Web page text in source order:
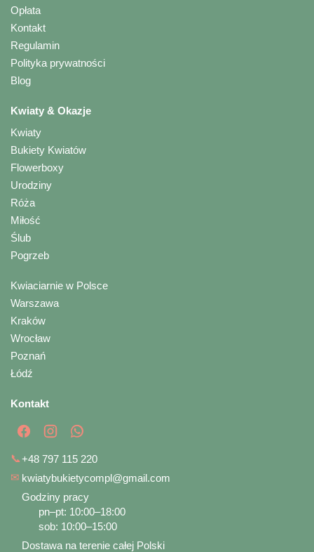
Opłata
Kontakt
Regulamin
Polityka prywatności
Blog
Kwiaty & Okazje
Kwiaty
Bukiety Kwiatów
Flowerboxy
Urodziny
Róża
Miłość
Ślub
Pogrzeb
Kwiaciarnie w Polsce
Warszawa
Kraków
Wrocław
Poznań
Łódź
Kontakt
📞+48 797 115 220
✉ kwiatybukietycompl@gmail.com
Godziny pracy
pn–pt: 10:00–18:00
sob: 10:00–15:00
Dostawa na terenie całej Polski